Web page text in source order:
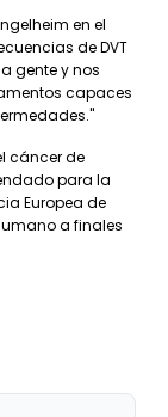
en el
de DVT
gente y nos
capaces
cáncer de
para la
Europea de
a finales